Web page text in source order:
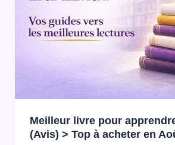
Meilleur livre pour
(Avis) > Top à acheter en